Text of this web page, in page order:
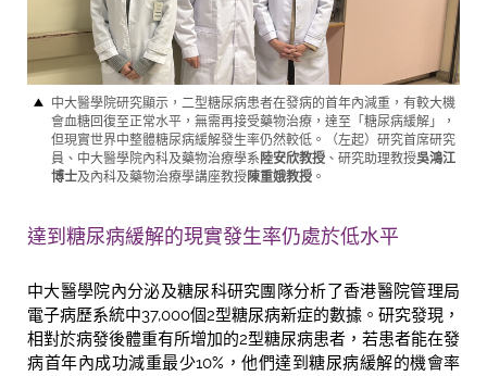
中大醫學院研究顯示，二型糖尿病患者在發病的首年內減重，有較大機
會血糖回復至正常水平，無需再接受藥物治療，達至「糖尿病緩解」，
但現實世界中整體糖尿病緩解發生率仍然較低。（左起）研究首席研究
員、中大醫學院內科及藥物治療學系 陸安欣教授、研究助理教授吳鴻江
博士及內科及藥物治療學講座教授陳重娥教授。
達到糖尿病緩解的現實發生率仍處於低水平
中大醫學院內分泌及糖尿科研究團隊分析了香港醫院管理局
電子病歷系統中37,000個2型糖尿病新症的數據。研究發現，
相對於病發後體重有所增加的2型糖尿病患者，若患者能在發
病首年內成功減重最少10%，他們達到糖尿病緩解的機會率